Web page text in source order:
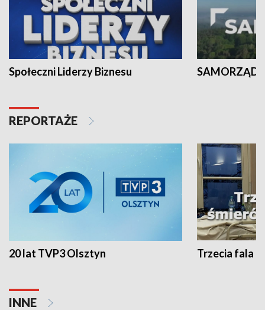
Społeczni Liderzy Biznesu SAMORZĄD
REPORTAŻE
20 lat TVP3 Olsztyn Trzecia fala -
INNE